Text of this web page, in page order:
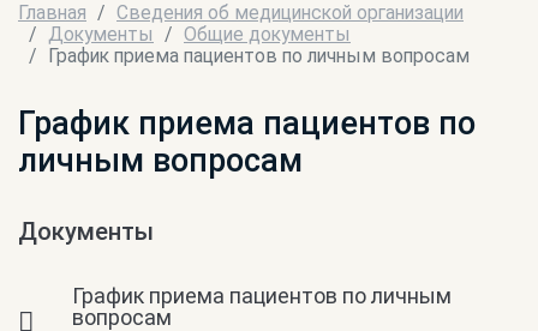
Главная
Сведения об медицинской организации
Документы
Общие документы
График приема пациентов по личным вопросам
График приема пациентов по
личным вопросам
Документы
График приема пациентов по личным
вопросам